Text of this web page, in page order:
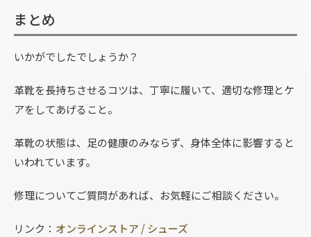
まとめ
いかがでしたでしょうか？
革靴を長持ちさせるコツは、丁寧に履いて、適切な修理とケ
アをしてあげること。
革靴の状態は、足の健康のみならず、身体全体に影響すると
いわれています。
修理についてご質問があれば、お気軽にご相談ください。
リンク： オンラインストア / シューズ